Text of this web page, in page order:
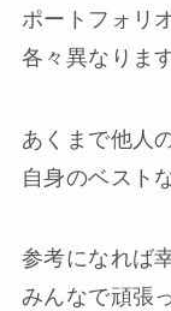
ポートフォリ
各々異なります
あくまで他人
自身のベスト
参考になれば
みんなで頑張